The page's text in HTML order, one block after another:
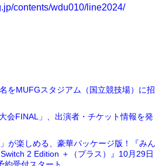
contents/wdu010/line2024/
をMUFGスタジアム（国立競技場）に招
会FINAL」、出演者・チケット情報を発
が楽しめる、豪華パッケージ版！『みん
2 Edition ＋（プラス）』10月29日
約受付スタート